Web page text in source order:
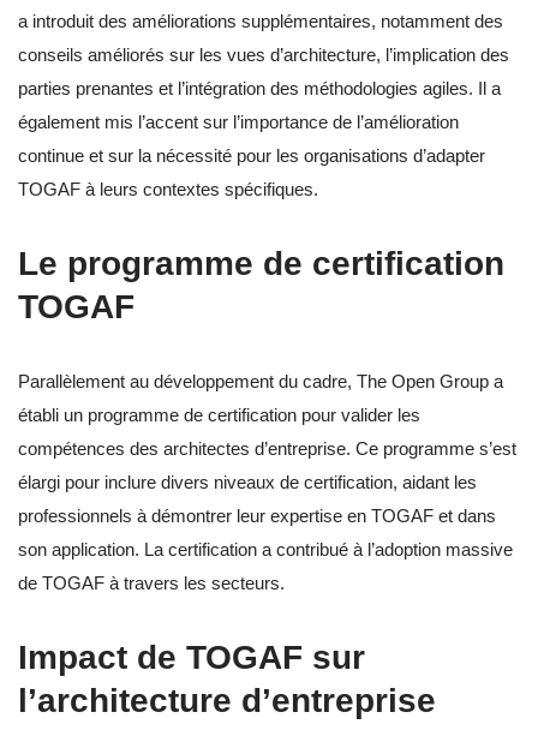
a introduit des améliorations supplémentaires, notamment des
conseils améliorés sur les vues d’architecture, l’implication des
parties prenantes et l’intégration des méthodologies agiles. Il a
également mis l’accent sur l’importance de l’amélioration
continue et sur la nécessité pour les organisations d’adapter
TOGAF à leurs contextes spécifiques.
Le programme de certification
TOGAF
Parallèlement au développement du cadre, The Open Group a
établi un programme de certification pour valider les
compétences des architectes d’entreprise. Ce programme s’est
élargi pour inclure divers niveaux de certification, aidant les
professionnels à démontrer leur expertise en TOGAF et dans
son application. La certification a contribué à l’adoption massive
de TOGAF à travers les secteurs.
Impact de TOGAF sur
l’architecture d’entreprise